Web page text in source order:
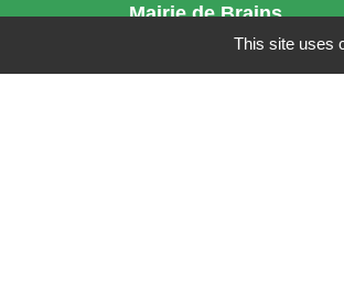
Mairie de Brains
2 place de la Mairie
44830 Brains - FRANCE
This site uses